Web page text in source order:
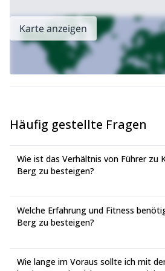
Felsklettern, die sie bieten. Wenn Sie
Abenteuern suchen, schauen Sie sich
Rosengartengruppeoder zu den
Karte anzeigen
Häufig gestellte Fragen
Wie ist das Verhältnis von Führer zu
Berg zu besteigen?
Welche Erfahrung und Fitness
Berg zu besteigen?
Wie lange im Voraus sollte ich mit